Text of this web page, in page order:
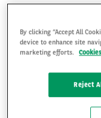
Kolínsky Mega Hub, do
druhu v Európe a má
Nový Toyota Mega Hub
By clicking “Accept All
device to enhance site
marketing efforts.
Reject